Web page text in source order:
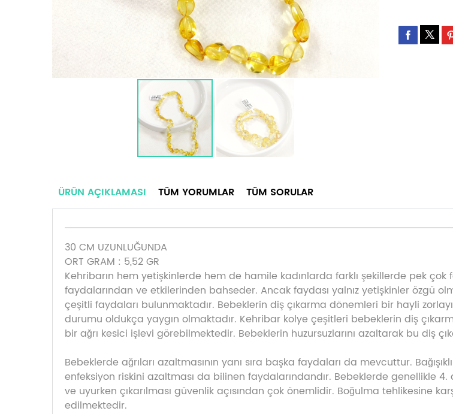
ÜRÜN AÇIKLAMASI TÜM YORUMLAR TÜM SORULAR
30 CM UZUNLUĞUNDA
ORT GRAM : 5,52 GR
Kehribarın hem yetişkinlerde hem de hamile kadınlarda farklı şekillerde pek
faydalarından ve etkilerinden bahseder. Ancak faydası yalnız yetişkinler özgü
çeşitli faydaları bulunmaktadır. Bebeklerin diş çıkarma dönemleri bir hayli
durumu oldukça yaygın olmaktadır. Kehribar kolye çeşitleri bebeklerin diş
bir ağrı kesici işlevi görebilmektedir. Bebeklerin huzursuzlarını azaltarak bu diş
Bebeklerde ağrıları azaltmasının yanı sıra başka faydaları da mevcuttur.
enfeksiyon riskini azaltması da bilinen faydalarındandır. Bebeklerde genellikle
ve uyurken çıkarılması güvenlik açısından çok önemlidir. Boğulma tehlikesine
edilmektedir.